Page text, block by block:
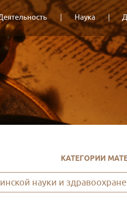
Наука
КАТЕГОРИИ
науки и